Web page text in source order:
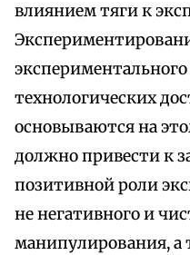
влиянием тяги к
технологических
основываются на
должно привести к
позитивной роли
не негативного и
манипулирования, а